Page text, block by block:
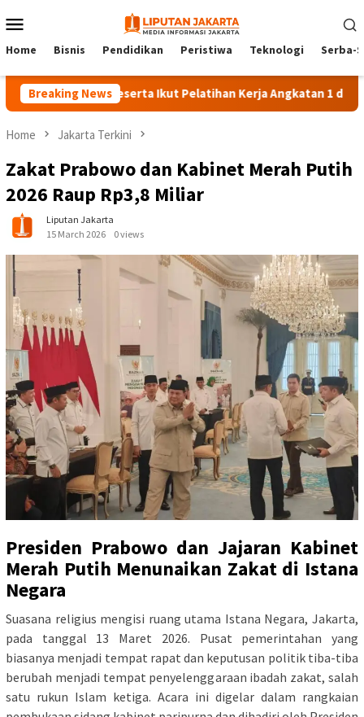
to
Menu
Home Bisnis Pendidikan Peristiwa Teknologi Serba-
Breaking News
140 Peserta Ikut Pelatihan Kerja Angkatan 1 di PPKD
Home Jakarta Terkini
Zakat Prabowo dan Kabinet Merah Putih
2026 Raup Rp3,8 Miliar
Liputan Jakarta
15 March 2026
0 views
Presiden Prabowo dan Jajaran Kabinet
Merah Putih Menunaikan Zakat di Istana
Negara
Suasana religius mengisi ruang utama Istana Negara, Jakarta,
pada tanggal 13 Maret 2026. Pusat pemerintahan yang
biasanya menjadi tempat rapat dan keputusan politik tiba-tiba
berubah menjadi tempat penyelenggaraan ibadah zakat, salah
satu rukun Islam ketiga. Acara ini digelar dalam rangkaian